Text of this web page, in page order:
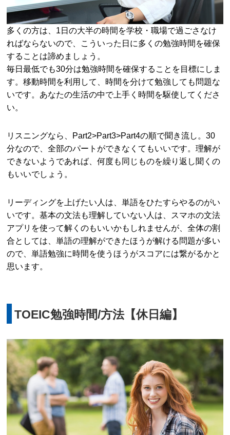
多くの方は、1日の大半の時間を学校・職場で過ごさなけ
ればならないので、こういった日に多くの勉強時間を確保
することは諦めましょう。
毎日最低でも30分は勉強時間を確保することを目標にしま
す。移動時間を利用して、時間を分けて勉強しても問題な
いです。あなたの生活の中で上手く時間を駆使してくださ
い。
リスニングなら、Part2>Part3>Part4の順で聞き流し。30
分なので、全部のパートができなくてもいいです。理解が
できないようであれば、何度も同じものを繰り返し聞くの
もいいでしょう。
リーディングを上げたい人は、単語をひたすらやるのがい
いです。基本の文法も理解していない人は、スマホの文法
アプリを使って解くのもいいかもしれませんが、全体の割
合としては、単語の理解ができたほうが解ける問題が多い
ので、単語勉強に時間を使うほうがスコアには繋がるかと
思います。
TOEIC勉強時間/方法【休日編】